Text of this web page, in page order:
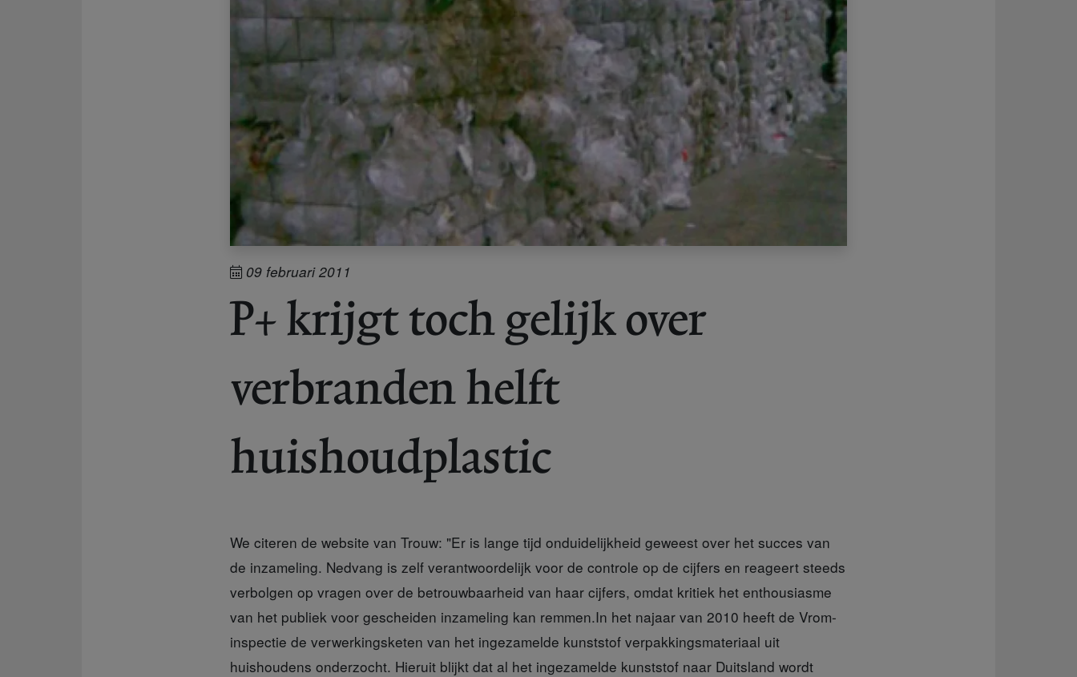
09 februari 2011
P+ krijgt toch gelijk over
verbranden helft
huishoudplastic
We citeren de website van Trouw: "Er is lange tijd onduidelijkheid geweest over het succes van
de inzameling. Nedvang is zelf verantwoordelijk voor de controle op de cijfers en reageert steeds
verbolgen op vragen over de betrouwbaarheid van haar cijfers, omdat kritiek het enthousiasme
van het publiek voor gescheiden inzameling kan remmen.In het najaar van 2010 heeft de Vrom-
inspectie de verwerkingsketen van het ingezamelde kunststof verpakkingsmateriaal uit
huishoudens onderzocht. Hieruit blijkt dat al het ingezamelde kunststof naar Duitsland wordt